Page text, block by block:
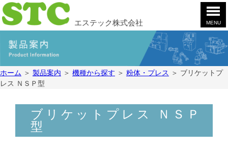
MENU
ー
品
案
会
エステック株式会社
ホーム ＞ 製品案内 ＞ 機種から探す ＞ 粉体・プレス ＞ ブリケットプ
レス ＮＳＰ型
ブリケットプレス ＮＳＰ
型